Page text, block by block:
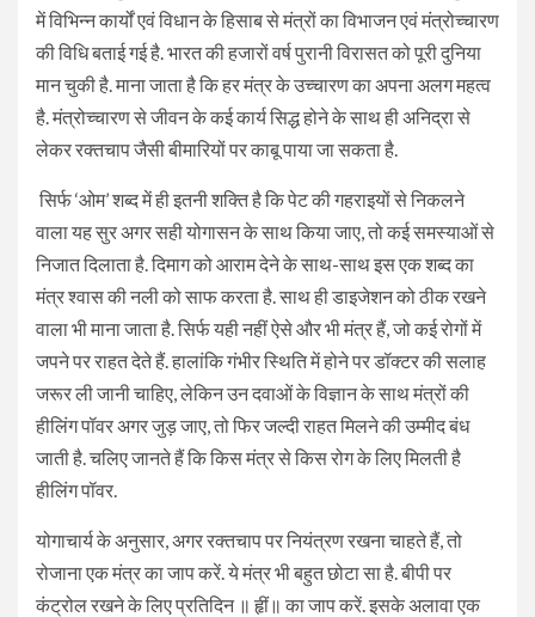
में विभिन्न कार्यों एवं विधान के हिसाब से मंत्रों का विभाजन एवं मंत्रोच्चारण
की विधि बताई गई है. भारत की हजारों वर्ष पुरानी विरासत को पूरी दुनिया
मान चुकी है. माना जाता है कि हर मंत्र के उच्चारण का अपना अलग महत्व
है. मंत्रोच्चारण से जीवन के कई कार्य सिद्ध होने के साथ ही अनिद्रा से
लेकर रक्तचाप जैसी बीमारियों पर काबू पाया जा सकता है.
सिर्फ ‘ओम’ शब्द में ही इतनी शक्ति है कि पेट की गहराइयों से निकलने
वाला यह सुर अगर सही योगासन के साथ किया जाए, तो कई समस्याओं से
निजात दिलाता है. दिमाग को आराम देने के साथ-साथ इस एक शब्द का
मंत्र श्वास की नली को साफ करता है. साथ ही डाइजेशन को ठीक रखने
वाला भी माना जाता है. सिर्फ यही नहीं ऐसे और भी मंत्र हैं, जो कई रोगों में
जपने पर राहत देते हैं. हालांकि गंभीर स्थिति में होने पर डॉक्टर की सलाह
जरूर ली जानी चाहिए, लेकिन उन दवाओं के विज्ञान के साथ मंत्रों की
हीलिंग पॉवर अगर जुड़ जाए, तो फिर जल्दी राहत मिलने की उम्मीद बंध
जाती है. चलिए जानते हैं कि किस मंत्र से किस रोग के लिए मिलती है
हीलिंग पॉवर.
योगाचार्य के अनुसार, अगर रक्तचाप पर नियंत्रण रखना चाहते हैं, तो
रोजाना एक मंत्र का जाप करें. ये मंत्र भी बहुत छोटा सा है. बीपी पर
कंट्रोल रखने के लिए प्रतिदिन ॥ हृीं॥ का जाप करें. इसके अलावा एक